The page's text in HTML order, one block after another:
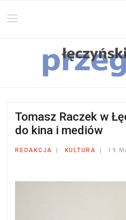
Tomasz Raczek w
do kina i mediów
REDAKCJA KULTURA 19